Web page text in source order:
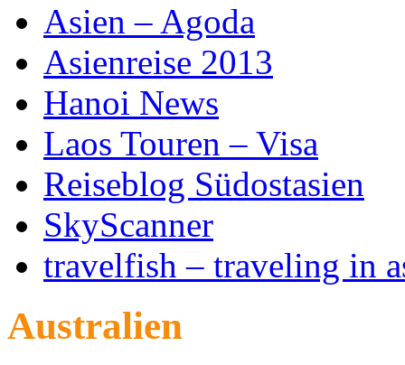
Asien – Agoda
Asienreise 2013
Hanoi News
Laos Touren – Visa
Reiseblog Südostasien
SkyScanner
travelfish – traveling in
Australien